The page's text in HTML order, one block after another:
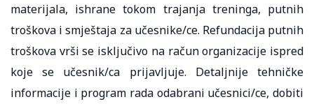
materijala, ishrane tokom trajanja treninga, putnih
troškova i smještaja za učesnike/ce. Refundacija putnih
troškova vrši se isključivo na račun organizacije ispred
koje se učesnik/ca prijavljuje. Detaljnije tehničke
informacije i program rada odabrani učesnici/ce, dobiti